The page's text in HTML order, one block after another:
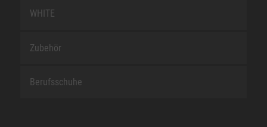
WHITE
Zubehör
Berufsschuhe